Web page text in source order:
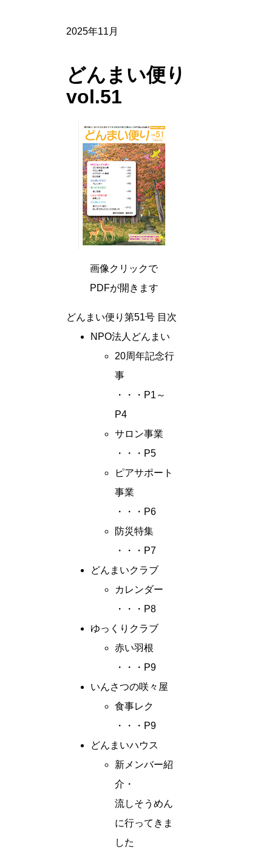
2025年11月
どんまい便り
vol.51
画像クリックで
PDFが開きます
どんまい便り第51号 目次
NPO法人どんまい
20周年記念行
事
・・・P1～
P4
サロン事業
・・・P5
ピアサポート
事業
・・・P6
防災特集
・・・P7
どんまいクラブ
カレンダー
・・・P8
ゆっくりクラブ
赤い羽根
・・・P9
いんさつの咲々屋
食事レク
・・・P9
どんまいハウス
新メンバー紹
介・
流しそうめん
に行ってきま
した